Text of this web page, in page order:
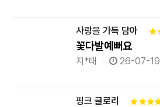
사랑을 가득 담아
꽃다발예뻐요
지*태 26-07-19
핑크 글로리